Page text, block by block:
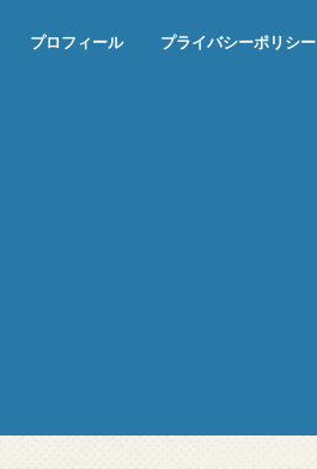
プロフィール プライバシーポリシー